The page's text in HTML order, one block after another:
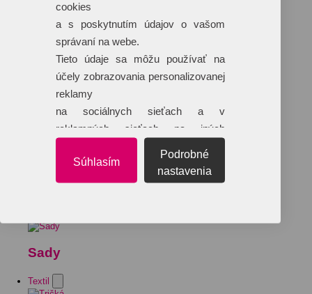
Sady
Textil
cookies
a s poskytnutím údajov o vašom
správaní na webe.
Tieto údaje sa môžu používať na
účely zobrazovania personalizovanej
reklamy
na sociálnych sieťach a v
reklamných sieťach na iných
Súhlasím
Podrobné
nastavenia